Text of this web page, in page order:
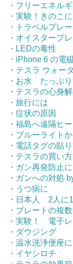
・フリーエネル
・実験！きのこ
・トラベルプレ
・オイスタープ
・LEDの毒性
・iPhone 6 の電
・テスラ ウォー
・お水 たっぷり
・テスラの心身
・旅行には
・症状の原因
・福島へ遠隔ヒ
・ブルーライト
・電話タグの貼
・テスラの買い
・ガン再発防止に
・ガンへの対処
・うつ病に
・日本人 2人に
・プレートの複
・実験！ 電子
・ダウジング
・温水洗浄便座
・イヤシロチ